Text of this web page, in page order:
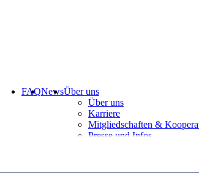
FAQNewsÜber uns
Über uns
Karriere
Mitgliedschaften &
Presse und Infos